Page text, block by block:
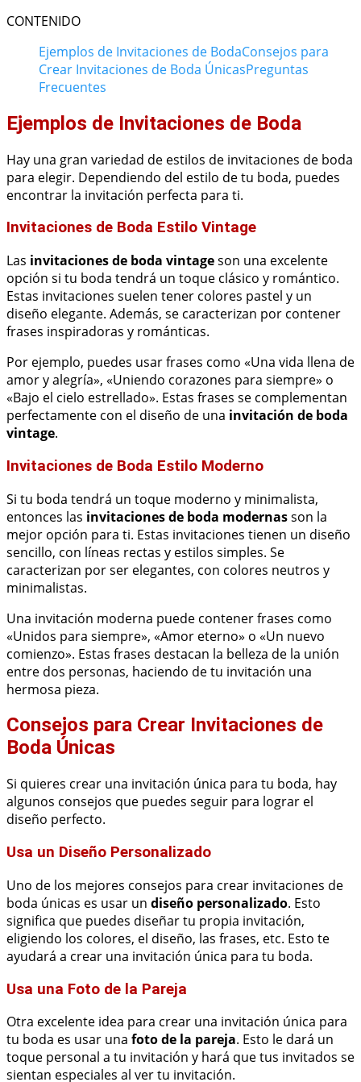
CONTENIDO
Ejemplos de Invitaciones de BodaConsejos para
Crear Invitaciones de Boda ÚnicasPreguntas
Frecuentes
Ejemplos de Invitaciones de Boda
Hay una gran variedad de estilos de invitaciones de boda
para elegir. Dependiendo del estilo de tu boda, puedes
encontrar la invitación perfecta para ti.
Invitaciones de Boda Estilo Vintage
Las invitaciones de boda vintageson una excelente
opción si tu boda tendrá un toque clásico y romántico.
Estas invitaciones suelen tener colores pastel y un
diseño elegante. Además, se caracterizan por contener
frases inspiradoras y románticas.
Por ejemplo, puedes usar frases como «Una vida llena de
amor y alegría», «Uniendo corazones para siempre» o
«Bajo el cielo estrellado». Estas frases se complementan
perfectamente con el diseño de una invitación de boda
vintage.
Invitaciones de Boda Estilo Moderno
Si tu boda tendrá un toque moderno y minimalista,
entonces las invitaciones de boda modernasson la
mejor opción para ti. Estas invitaciones tienen un diseño
sencillo, con líneas rectas y estilos simples. Se
caracterizan por ser elegantes, con colores neutros y
minimalistas.
Una invitación moderna puede contener frases como
«Unidos para siempre», «Amor eterno» o «Un nuevo
comienzo». Estas frases destacan la belleza de la unión
entre dos personas, haciendo de tu invitación una
hermosa pieza.
Consejos para Crear Invitaciones de
Boda Únicas
Si quieres crear una invitación única para tu boda, hay
algunos consejos que puedes seguir para lograr el
diseño perfecto.
Usa un Diseño Personalizado
Uno de los mejores consejos para crear invitaciones de
boda únicas es usar un diseño personalizado. Esto
significa que puedes diseñar tu propia invitación,
eligiendo los colores, el diseño, las frases, etc. Esto te
ayudará a crear una invitación única para tu boda.
Usa una Foto de la Pareja
Otra excelente idea para crear una invitación única para
tu boda es usar una foto de la pareja. Esto le dará un
toque personal a tu invitación y hará que tus invitados se
sientan especiales al ver tu invitación.